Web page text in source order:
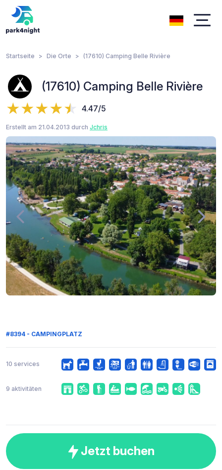
Startseite Die Orte (17610) Camping Belle Rivière
(17610) Camping Belle Rivière
4.47/5
Erstellt am 21.04.2013 durch Jchris
#8394 - CAMPINGPLATZ
10 services
9 aktivitäten
Jetzt buchen